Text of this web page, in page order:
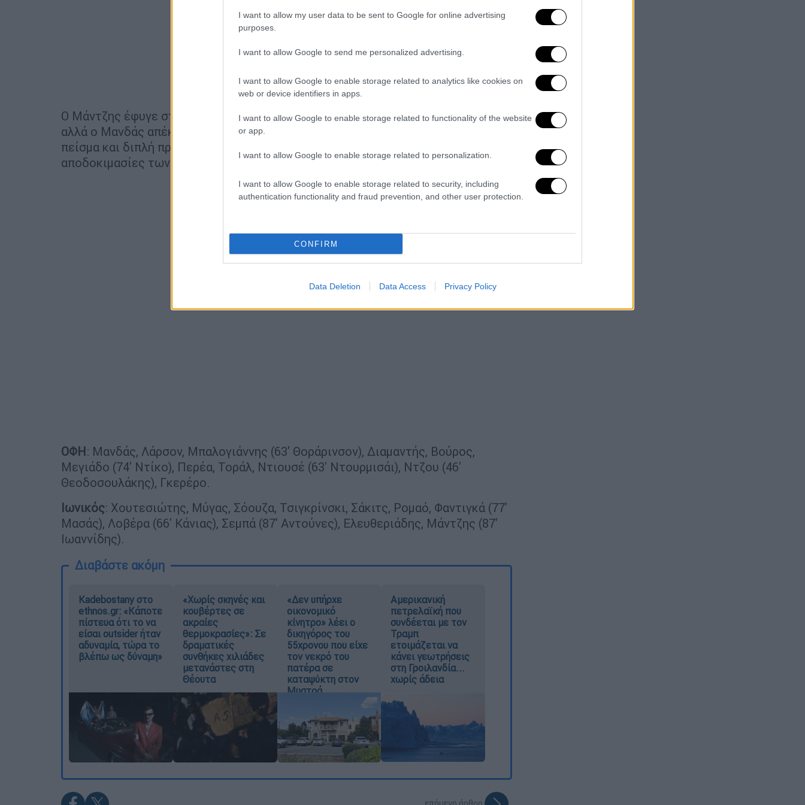
I want to allow my user data to be sent to Google for online advertising
purposes.
I want to allow Google to send me personalized advertising.
I want to allow Google to enable storage related to analytics like cookies on
web or device identifiers in apps.
I want to allow Google to enable storage related to functionality of the website
or app.
I want to allow Google to enable storage related to personalization.
I want to allow Google to enable storage related to security, including
authentication functionality and fraud prevention, and other user protection.
CONFIRM
Data Deletion Data Access Privacy Policy
Ο Μάντζης έφυγε στην αντεπίθεση, πάσαρε προς τον Ρομάο, ο οποίος πλάσαρε
αλλά ο Μανδάς απέκρουσε. Η μπάλα όμως επέστρεψε στον Μάντζη, ο οποίος με
πείσμα και διπλή προσπάθεια διαμόρφωσε το 0-2 που έφερε τις έντονες
αποδοκιμασίες των οπαδών του ΟΦΗ προς τους παίκτες της ομάδας τους.
ΟΦΗ: Μανδάς, Λάρσον, Μπαλογιάννης (63' Θοράρινσον), Διαμαντής, Βούρος,
Μεγιάδο (74' Ντίκο), Περέα, Τοράλ, Ντιουσέ (63' Ντουρμισάι), Ντζου (46'
Θεοδοσουλάκης), Γκερέρο.
Ιωνικός: Χουτεσιώτης, Μύγας, Σόουζα, Τσιγκρίνσκι, Σάκιτς, Ρομαό, Φαντιγκά (77'
Μασάς), Λοβέρα (66' Κάνιας), Σεμπά (87' Αντούνες), Ελευθεριάδης, Μάντζης (87'
Ιωαννίδης).
Διαβάστε ακόμη
Kadebostany στο
ethnos.gr: «Κάποτε
πίστευα ότι το να
είσαι outsider ήταν
αδυναμία, τώρα το
βλέπω ως δύναμη»
«Χωρίς σκηνές και
κουβέρτες σε
ακραίες
θερμοκρασίες»: Σε
δραματικές
συνθήκες χιλιάδες
μετανάστες στη
Θέουτα
«Δεν υπήρχε
οικονομικό
κίνητρο» λέει ο
δικηγόρος του
55χρονου που είχε
τον νεκρό του
πατέρα σε
καταψύκτη στον
Μυστρά
Αμερικανική
πετρελαϊκή που
συνδέεται με τον
Τραμπ
ετοιμάζεται να
κάνει γεωτρήσεις
στη Γροιλανδία...
χωρίς άδεια